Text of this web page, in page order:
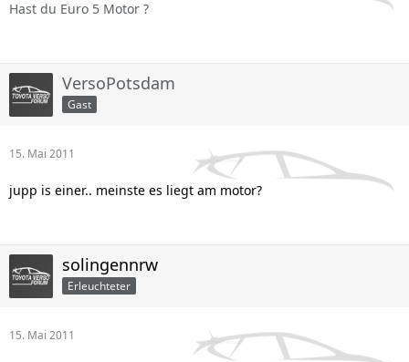
Hast du Euro 5 Motor ?
VersoPotsdam
Gast
15. Mai 2011
jupp is einer.. meinste es liegt am motor?
solingennrw
Erleuchteter
15. Mai 2011